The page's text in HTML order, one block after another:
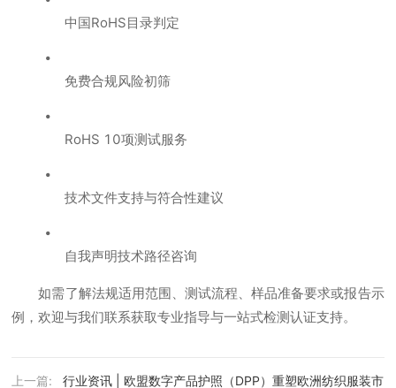
中国RoHS目录判定
免费合规风险初筛
RoHS 10项测试服务
技术文件支持与符合性建议
自我声明技术路径咨询
如需了解法规适用范围、测试流程、样品准备要求或报告示
例，欢迎与我们联系获取专业指导与一站式检测认证支持。
上一篇:
行业资讯 | 欧盟数字产品护照（DPP）重塑欧洲纺织服装市